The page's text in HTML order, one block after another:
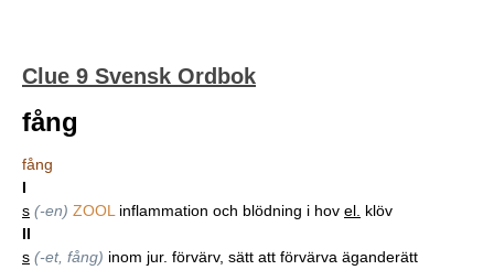
Clue 9 Svensk Ordbok
fång
fång
I
s (-en) ZOOL inflammation och blödning i hov el. klöv
II
s (-et, fång) inom jur. förvärv, sätt att förvärva äganderätt